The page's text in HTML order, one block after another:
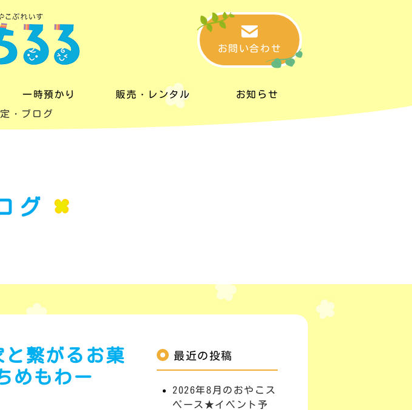
お問い合わせ
一時預かり
一時預かり
販売・レンタル お知らせ
・ブログ
グ
繋がるお菓
めもわー
最近の投稿
2026年8月のおやこス
ペース★イベント予